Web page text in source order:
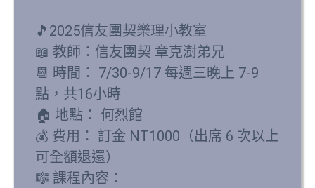
🎵2025信友團契樂理小教室
📖 教師：信友團契 章克澍弟兄
📆 時間： 7/30-9/17 每週三晚上 7-9
點，共16小時
🏠 地點： 何烈館
💰 費用： 訂金 NT1000（出席 6 次以上
可全額退還）
🎼 課程內容：